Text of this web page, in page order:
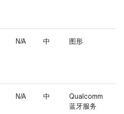
N/A 中 图形
N/A 中
Qualcomm
蓝牙服务